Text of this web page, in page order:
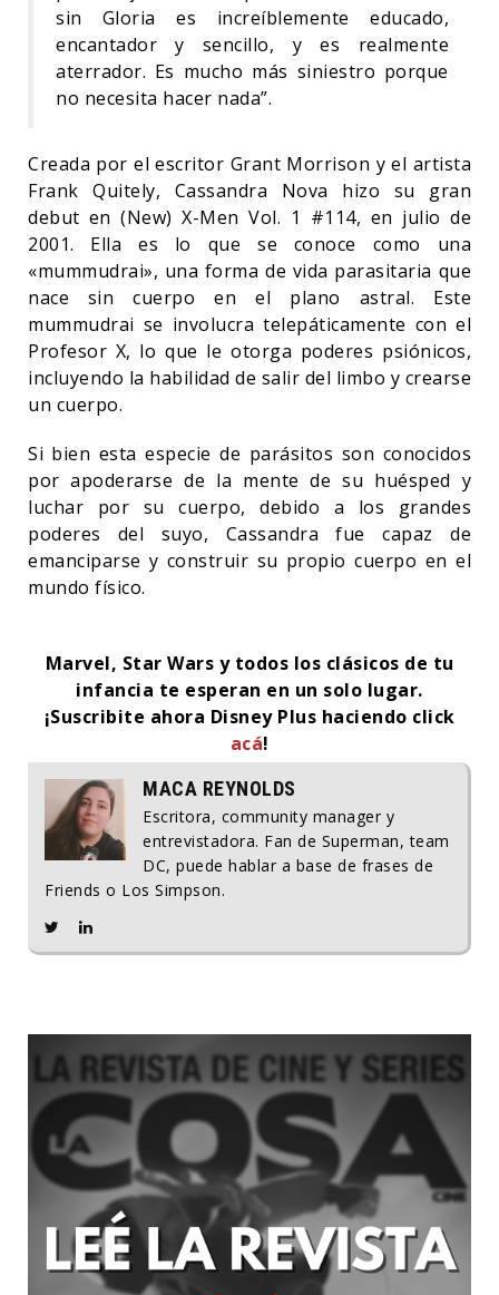
sin Gloria es increíblemente educado,
encantador y sencillo, y es realmente
aterrador. Es mucho más siniestro porque
no necesita hacer nada”.
Creada por el escritor Grant Morrison y el artista
Frank Quitely, Cassandra Nova hizo su gran
debut en (New) X-Men Vol. 1 #114, en julio de
2001. Ella es lo que se conoce como una
«mummudrai», una forma de vida parasitaria que
nace sin cuerpo en el plano astral. Este
mummudrai se involucra telepáticamente con el
Profesor X, lo que le otorga poderes psiónicos,
incluyendo la habilidad de salir del limbo y crearse
un cuerpo.
Si bien esta especie de parásitos son conocidos
por apoderarse de la mente de su huésped y
luchar por su cuerpo, debido a los grandes
poderes del suyo, Cassandra fue capaz de
emanciparse y construir su propio cuerpo en el
mundo físico.
Marvel, Star Wars y todos los clásicos de tu
infancia te esperan en un solo lugar.
¡Suscribite ahora Disney Plus haciendo click
acá!
MACA REYNOLDS
Escritora, community manager y
entrevistadora. Fan de Superman, team
DC, puede hablar a base de frases de
Friends o Los Simpson.